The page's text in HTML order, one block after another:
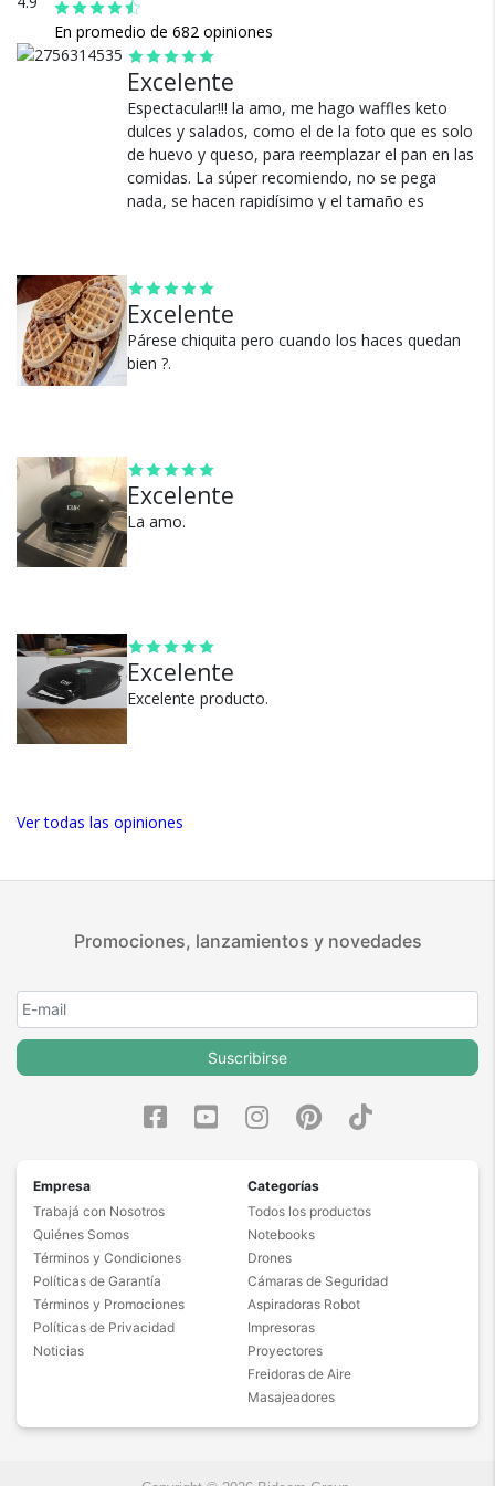
Diseño práctico y adaptable:
Ideal para preparar waffles para desayuno, merienda o
postres en casa, la Gadnic WAHIK002 es compacta y liviana,
lo que la hace fácil de guardar y perfecta incluso para
espacios pequeños. Su diámetro de placa de
aproximadamente 12 cm ofrece la porción ideal para uno o
dos comensales.
En promedio de 682 opiniones
Excelente
Espectacular!!! la amo, me hago waffles keto
dulces y salados, como el de la foto que es solo
de huevo y queso, para reemplazar el pan en las
comidas. La súper recomiendo, no se pega
nada, se hacen rapidísimo y el tamaño es
Excelente
Párese chiquita pero cuando los haces quedan
bien ?.
Excelente
La amo.
Excelente
Excelente producto.
Ver todas las opiniones
Cambios y Devoluciones
Te damos 30 días de prueba.
seguros?
Más de 15.000 comentarios
positivos en todos nuestros
productos.
nosotros.
Promociones, lanzamientos y novedades
Suscribirse
Empresa
Trabajá con Nosotros
Quiénes Somos
Términos y Condiciones
Políticas de Garantía
Términos y Promociones
Políticas de Privacidad
Noticias
Categorías
Todos los productos
Notebooks
Drones
Cámaras de Seguridad
Aspiradoras Robot
Impresoras
Proyectores
Freidoras de Aire
Masajeadores